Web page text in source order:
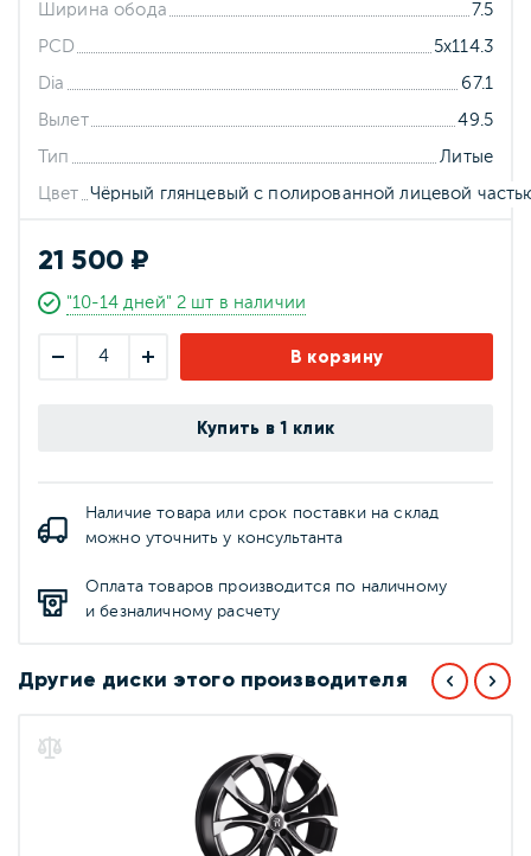
Ширина обода 7.5
PCD 5x114.3
Dia 67.1
Вылет 49.5
Тип Литые
Цвет Чёрный глянцевый с полированной лицевой
21 500 ₽
"10-14 дней" 2 шт в наличии
В корзину
Купить в 1 клик
Наличие товара или срок поставки на склад
можно уточнить у консультанта
Оплата товаров производится по наличному
и безналичному расчету
Другие диски этого производителя